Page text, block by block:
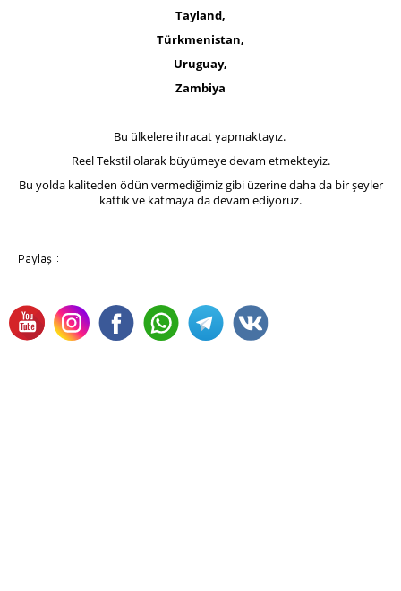
Tayland,
Türkmenistan,
Uruguay,
Zambiya
Bu ülkelere ihracat yapmaktayız.
Reel Tekstil olarak büyümeye devam etmekteyiz.
Bu yolda kaliteden ödün vermediğimiz gibi üzerine daha da bir şeyler
kattık ve katmaya da devam ediyoruz.
Paylaş :